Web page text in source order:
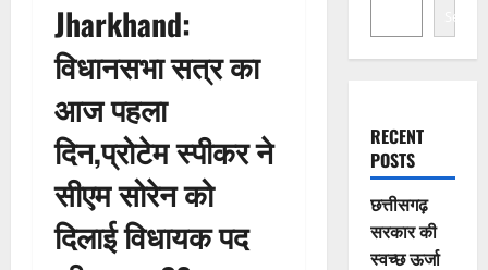
Jharkhand:
विधानसभा सत्र का
आज पहला
दिन,प्रोटेम स्पीकर ने
सीएम सोरेन को
दिलाई विधायक पद
Search
RECENT
POSTS
छत्तीसगढ़
सरकार की
स्वच्छ ऊर्जा